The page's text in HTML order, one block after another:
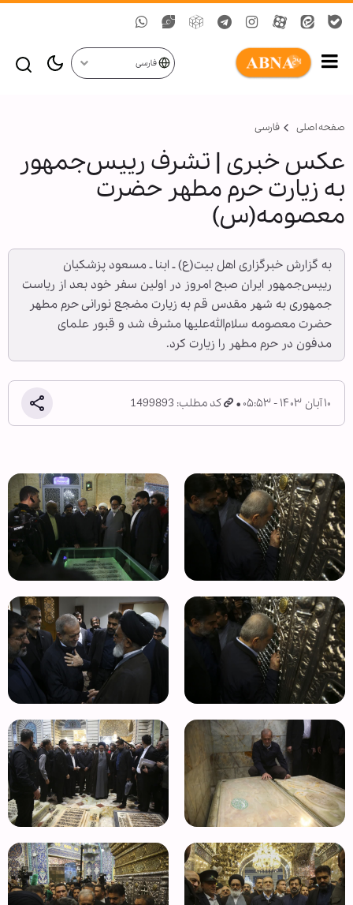
فارسی
صفحه اصلی فارسی
عکس خبری | تشرف رییس‌جمهور
به زیارت حرم مطهر حضرت
معصومه(س)
به گزارش خبرگزاری اهل بیت(ع) ـ ابنا ـ مسعود پزشکیان
رییس‌جمهور ایران صبح امروز در اولین سفر خود بعد از ریاست
جمهوری به شهر مقدس قم به زیارت مضجع نورانی حرم مطهر
حضرت معصومه سلام‌الله‌علیها مشرف شد و قبور علمای
مدفون در حرم مطهر را زیارت کرد.
۱۰ آبان ۱۴۰۳ - ۰۵:۵۳ کد مطلب: 1499893